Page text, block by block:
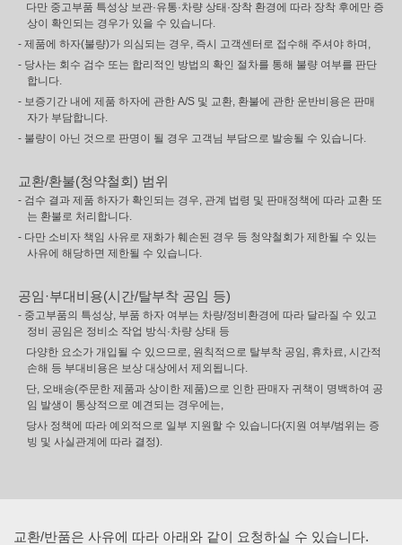
다만 중고부품 특성상 보관·유통·차량 상태·장착 환경에 따라 장착 후에만 증
상이 확인되는 경우가 있을 수 있습니다.
- 제품에 하자(불량)가 의심되는 경우, 즉시 고객센터로 접수해 주셔야 하며,
- 당사는 회수 검수 또는 합리적인 방법의 확인 절차를 통해 불량 여부를 판단
합니다.
- 보증기간 내에 제품 하자에 관한 A/S 및 교환, 환불에 관한 운반비용은 판매
자가 부담합니다.
- 불량이 아닌 것으로 판명이 될 경우 고객님 부담으로 발송될 수 있습니다.
교환/환불(청약철회) 범위
- 검수 결과 제품 하자가 확인되는 경우, 관계 법령 및 판매정책에 따라 교환 또
는 환불로 처리합니다.
- 다만 소비자 책임 사유로 재화가 훼손된 경우 등 청약철회가 제한될 수 있는
사유에 해당하면 제한될 수 있습니다.
공임·부대비용(시간/탈부착 공임 등)
- 중고부품의 특성상, 부품 하자 여부는 차량/정비환경에 따라 달라질 수 있고
정비 공임은 정비소 작업 방식·차량 상태 등
다양한 요소가 개입될 수 있으므로, 원칙적으로 탈부착 공임, 휴차료, 시간적
손해 등 부대비용은 보상 대상에서 제외됩니다.
단, 오배송(주문한 제품과 상이한 제품)으로 인한 판매자 귀책이 명백하여 공
임 발생이 통상적으로 예견되는 경우에는,
당사 정책에 따라 예외적으로 일부 지원할 수 있습니다(지원 여부/범위는 증
빙 및 사실관계에 따라 결정).
교환/반품은 사유에 따라 아래와 같이 요청하실 수 있습니다.